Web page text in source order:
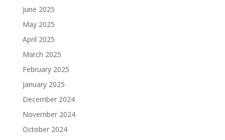
June 2025
May 2025
April 2025
March 2025
February 2025
January 2025
December 2024
November 2024
October 2024